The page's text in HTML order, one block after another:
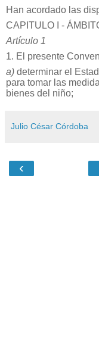
Han acordado las
CAPITULO I -
Artículo 1
1. El presente
a) determinar el
para tomar las
bienes del niño;
Julio César Córdoba
‹